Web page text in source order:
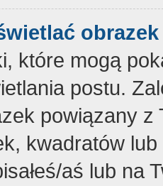
które mogą
postu.
powiązany z
kwadratów
aś lub na